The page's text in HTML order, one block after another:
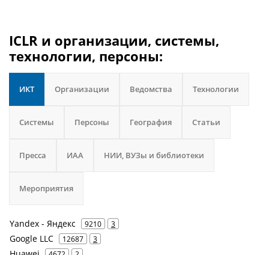
ICLR и организации, системы,
технологии, персоны:
ИКТ Организации Ведомства Технологии
Системы Персоны География Статьи
Пресса ИАА НИИ, ВУЗы и библиотеки
Мероприятия
Yandex - Яндекс 9210 3
Google LLC 12687 3